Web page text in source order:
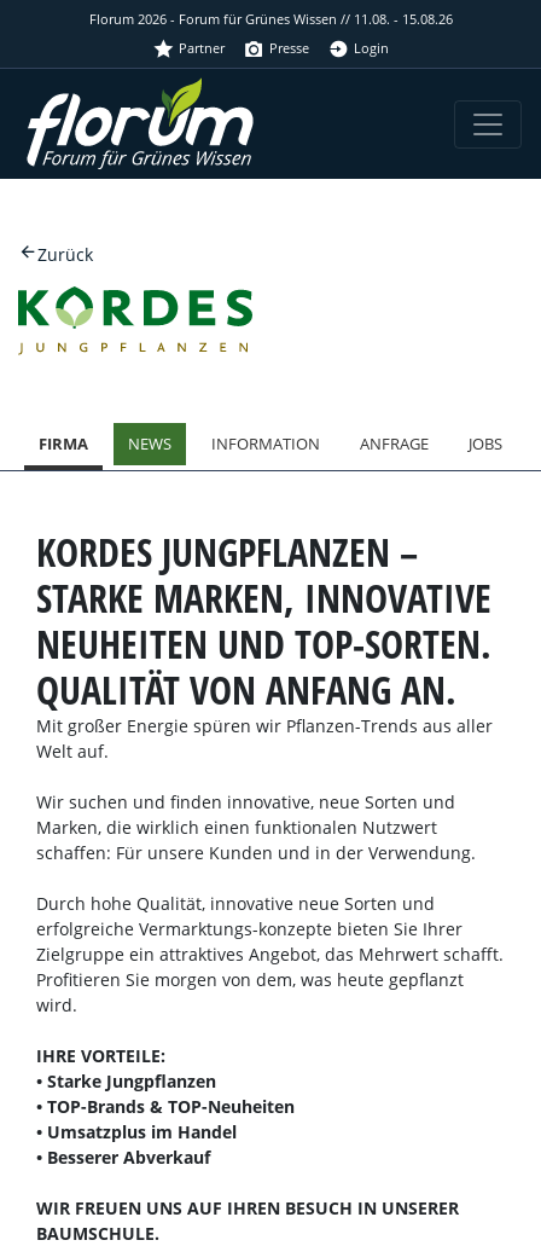
Florum 2026 - Forum für Grünes Wissen // 11.08. - 15.08.26
Partner
Presse Login
Zurück
FIRMA NEWS INFORMATION ANFRAGE JOBS
KORDES JUNGPFLANZEN –
STARKE MARKEN, INNOVATIVE
NEUHEITEN UND TOP-SORTEN.
QUALITÄT VON ANFANG AN.
Mit großer Energie spüren wir Pflanzen-Trends aus aller
Welt auf.
Wir suchen und finden innovative, neue Sorten und
Marken, die wirklich einen funktionalen Nutzwert
schaffen: Für unsere Kunden und in der Verwendung.
Durch hohe Qualität, innovative neue Sorten und
erfolgreiche Vermarktungs-konzepte bieten Sie Ihrer
Zielgruppe ein attraktives Angebot, das Mehrwert schafft.
Profitieren Sie morgen von dem, was heute gepflanzt
wird.
IHRE VORTEILE:
• Starke Jungpflanzen
• TOP-Brands & TOP-Neuheiten
• Umsatzplus im Handel
• Besserer Abverkauf
WIR FREUEN UNS AUF IHREN BESUCH IN UNSERER
BAUMSCHULE.